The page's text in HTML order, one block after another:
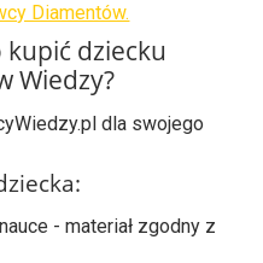
Diamentów.
dziecku
Wiedzy?
dla swojego
- materiał zgodny z